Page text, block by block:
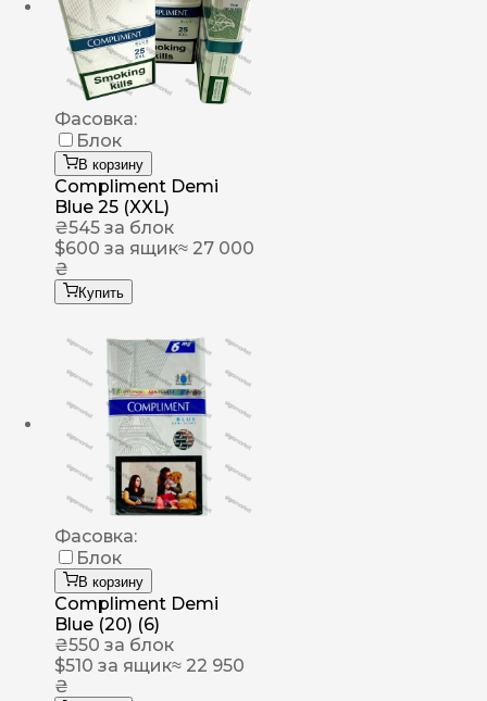
Фасовка:
Блок
В корзину
Compliment Demi
Blue 25 (XXL)
₴545 за блок
$600 за ящик≈ 27 000
₴
Купить
Фасовка:
Блок
В корзину
Compliment Demi
Blue (20) (6)
₴550 за блок
$510 за ящик≈ 22 950
₴